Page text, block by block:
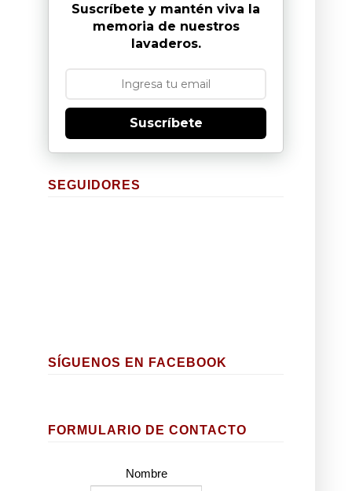
Suscríbete y mantén viva la
memoria de nuestros
lavaderos.
Suscríbete
SEGUIDORES
SÍGUENOS EN FACEBOOK
FORMULARIO DE CONTACTO
Nombre